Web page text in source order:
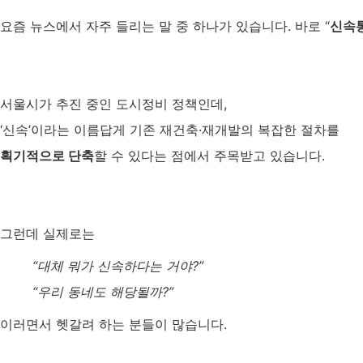
요즘 뉴스에서 자주 들리는 말 중 하나가 있습니다. 바로 “신속
서울시가 추진 중인 도시정비 정책인데,
‘신속’이라는 이름답게 기존 재건축·재개발의 복잡한 절차를
획기적으로 단축할 수 있다는 점에서 주목받고 있습니다.
그런데 실제로는
“대체 뭐가 신속하다는 거야?”
“우리 동네도 해당될까?”
이러면서 헷갈려 하는 분들이 많습니다.